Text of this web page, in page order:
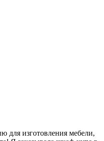
для изготовления мебели,